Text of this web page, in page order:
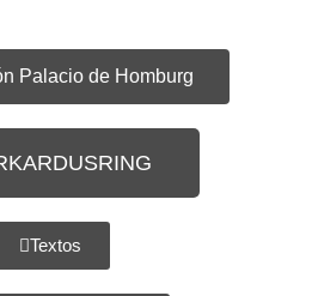
Palacio de Homburg
Textos